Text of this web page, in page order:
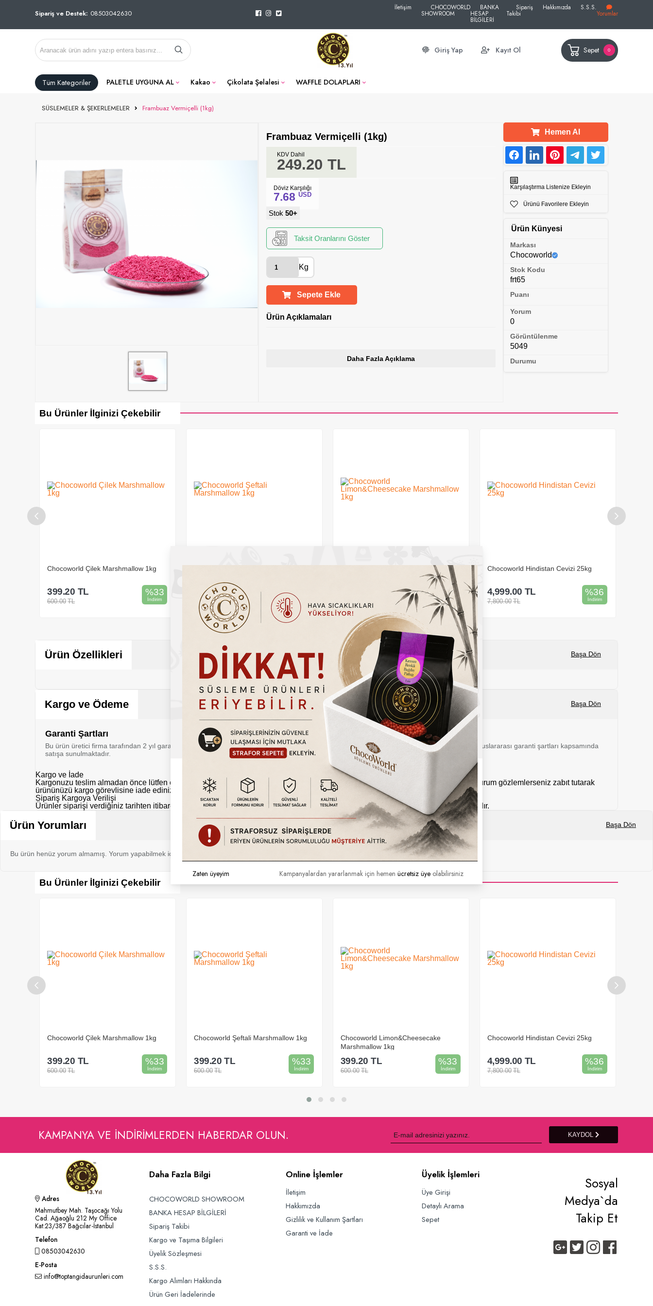
Sipariş ve Destek: 08503042630
İletişim CHOCOWORLD
SHOWROOM
BANKA
HESAP
BİLGİLERİ
Sipariş
Takibi
Hakkımızda S.S.S.
Yorumlar
Giriş Yap Kayıt Ol Sepet 0
Tüm Kategoriler PALETLE UYGUNA AL Kakao Çikolata Şelalesi WAFFLE DOLAPLARI
SÜSLEMELER & ŞEKERLEMELER Frambuaz Vermiçelli (1kg)
Frambuaz Vermiçelli (1kg)
249.20 TL
KDV Dahil
Döviz Karşılığı
7.68 USD
Stok 50+
Taksit Oranlarını Göster
Kg
Sepete Ekle
Ürün Açıklamaları
Daha Fazla Açıklama
Hemen Al
Karşılaştırma Listenize Ekleyin
Ürünü Favorilere Ekleyin
Ürün Künyesi
Markası
Chocoworld
Stok Kodu
frt65
Puanı
Yorum
0
Görüntülenme
5049
Durumu
Bu Ürünler İlginizi Çekebilir
Chocoworld Çilek Marshmallow 1kg
%33
İndirim
399.20 TL
600.00 TL
%
İndirim
399.20 TL
600.00 TL
Chocoworld Limon&Cheesecake
%33
İndirim
Sepete Ekle
Chocoworld Hindistan Cevizi 25kg
%36
İndirim
4,999.00 TL
7,800.00 TL
Ürün Özellikleri Başa Dön
Kargo ve Ödeme Başa Dön
Garanti Şartları
Bu ürün üretici firma tarafından 2 yıl garanti kapsamı altındadır. Ürün hasarlı kullanım, kullanıcı hataları vb. durumlar dışında 24 ay boyunca uluslararası garanti şartları kapsamında
satışa sunulmaktadır.
Kargo ve İade
Kargonuzu teslim almadan önce lütfen eksik, hasarlı ya da ayıplı olup olmadığını kontrol ediniz. Eğer kargonuzda normal dışı bir durum gözlemlerseniz zabıt tutarak
ürününüzü kargo görevlisine iade ediniz.
Sipariş Kargoya Verilişi
Ürünler siparişi verdiğiniz tarihten itibaren aksi belirtilmedikçe (Hızlı kargo vb. uyarı simgeleri.) 2 iş günü içerisinde kargolanmaktadır.
Ürün Yorumları Başa Dön
Bu ürün henüz yorum almamış. Yorum yapabilmek için bu ürünü satın almış olmanız gerekmektedir.
Bu Ürünler İlginizi Çekebilir
Chocoworld Çilek Marshmallow 1kg
%33
İndirim
399.20 TL
600.00 TL
Chocoworld Şeftali Marshmallow 1kg
%33
İndirim
399.20 TL
600.00 TL
Chocoworld Limon&Cheesecake
Marshmallow 1kg
%33
İndirim
399.20 TL
600.00 TL
Chocoworld Hindistan Cevizi 25kg
%36
İndirim
4,999.00 TL
7,800.00 TL
KAMPANYA VE INDIRIMLERDEN HABERDAR OLUN. KAYDOL
Adres
Mahmutbey Mah. Taşocağı Yolu
Cad. Ağaoğlu 212 My Office
Kat:23/387 Bağcılar-İstanbul
Telefon
08503042630
E-Posta
info@toptangidaurunleri.com
Daha Fazla Bilgi
CHOCOWORLD SHOWROOM
BANKA HESAP BİLGİLERİ
Sipariş Takibi
Kargo ve Taşıma Bilgileri
Üyelik Sözleşmesi
S.S.S.
Kargo Alımları Hakkında
Ürün Geri İadelerinde
Online İşlemler
İletişim
Hakkımızda
Gizlilik ve Kullanım Şartları
Garanti ve İade
Üyelik İşlemleri
Üye Girişi
Detaylı Arama
Sepet
Sosyal
Medya`da
Takip Et
Kampanyalardan yararlanmak için hemen ücretsiz üye olabilirsiniz
Zaten üyeyim